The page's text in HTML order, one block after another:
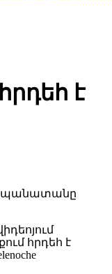
է
հրդեհ է